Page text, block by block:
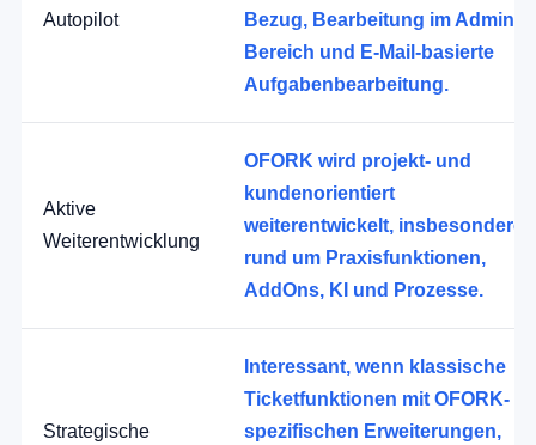
Autopilot
Bezug, Bearbeitung im Admin-
Bereich und E-Mail-basierte
Aufgabenbearbeitung.
Aktive
Weiterentwicklung
OFORK wird projekt- und
kundenorientiert
weiterentwickelt, insbesondere
rund um Praxisfunktionen,
AddOns, KI und Prozesse.
Strategische
Interessant, wenn klassische
Ticketfunktionen mit OFORK-
spezifischen Erweiterungen,